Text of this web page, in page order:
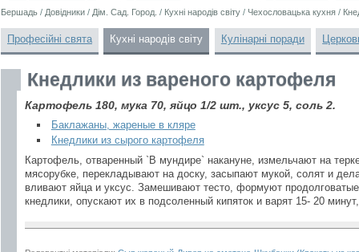
Бершадь / Довідники / Дім. Сад. Город. / Кухні народів світу / Чехословацька кухня /
Професійні свята Кухні народів світу Кулінарні поради
Кнедлики из вареного картофеля
Картофель 180, мука 70, яйцо 1/2 шт., уксус 5, соль 2.
Баклажаны, жареные в кляре
Кнедлики из сырого картофеля
Картофель, отваренный `В мундире` накануне, измельчают на
мясорубке, перекладывают на доску, засыпают мукой, солят и
вливают яйца и уксус. Замешивают тесто, формуют
кнедлики, опускают их в подсоленный кипяток и варят 15- 20